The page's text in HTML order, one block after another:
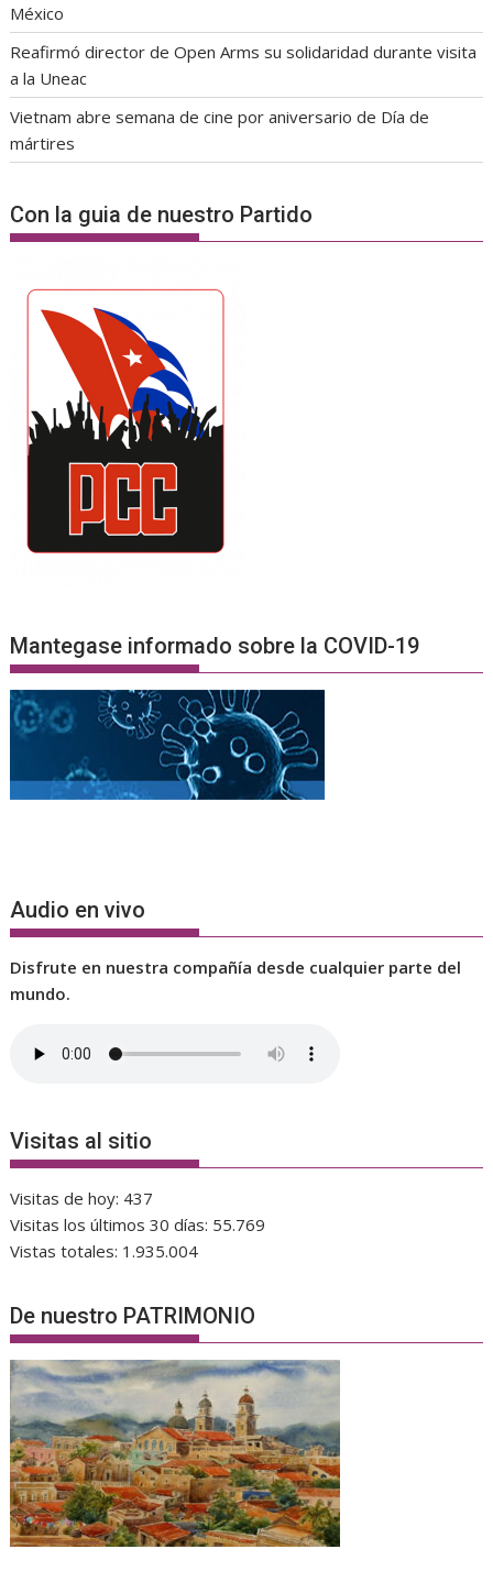
México
Reafirmó director de Open Arms su solidaridad durante visita
a la Uneac
Vietnam abre semana de cine por aniversario de Día de
mártires
Con la guia de nuestro Partido
Mantegase informado sobre la COVID-19
Audio en vivo
Disfrute en nuestra compañía desde cualquier parte del
mundo.
Visitas al sitio
Visitas de hoy: 437
Visitas los últimos 30 días: 55.769
Vistas totales: 1.935.004
De nuestro PATRIMONIO